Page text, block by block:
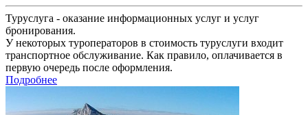
Туруслуга - оказание информационных услуг и услуг
бронирования.
У некоторых туроператоров в стоимость туруслуги входит
транспортное обслуживание. Как правило, оплачивается в
первую очередь после оформления.
Подробнее